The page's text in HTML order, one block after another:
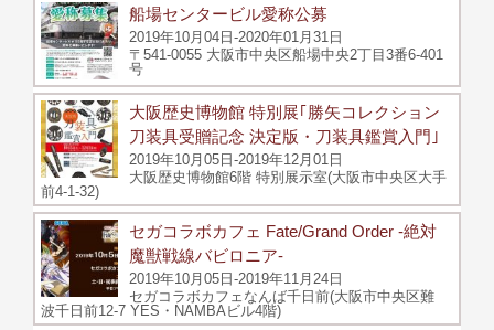
船場センタービル愛称公募
2019年10月04日-2020年01月31日
〒541-0055 大阪市中央区船場中央2丁目3番6-401
号
大阪歴史博物館 特別展｢勝矢コレクション
刀装具受贈記念 決定版・刀装具鑑賞入門｣
2019年10月05日-2019年12月01日
大阪歴史博物館6階 特別展示室(大阪市中央区大手
前4-1-32)
セガコラボカフェ Fate/Grand Order -絶対
魔獣戦線バビロニア-
2019年10月05日-2019年11月24日
セガコラボカフェなんば千日前(大阪市中央区難
波千日前12-7 YES・NAMBAビル4階)